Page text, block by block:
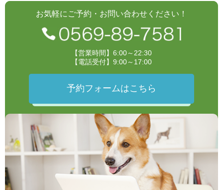
お気軽にご予約・お問い合わせください！
【営業時間】6:00～22:30
【電話受付】9:00～17:00
予約フォームはこちら